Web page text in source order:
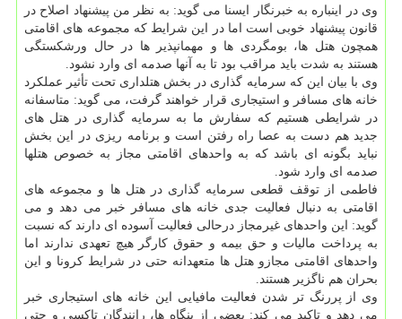
وی در اینباره به خبرنگار ایسنا می گوید: به نظر من پیشنهاد اصلاح در
قانون پیشنهاد خوبی است اما در این شرایط که مجموعه های اقامتی
همچون هتل ها، بومگردی ها و مهمانپذیر ها در حال ورشکستگی
هستند به شدت باید مراقب بود تا به آنها صدمه ای وارد نشود.
وی با بیان این که سرمایه گذاری در بخش هتلداری تحت تأثیر عملکرد
خانه های مسافر و استیجاری قرار خواهند گرفت، می گوید: متاسفانه
در شرایطی هستیم که سفارش ما به سرمایه گذاری در هتل های
جدید هم دست به عصا راه رفتن است و برنامه ریزی در این بخش
نباید بگونه ای باشد که به واحدهای اقامتی مجاز به خصوص هتلها
صدمه ای وارد شود.
فاطمی از توقف قطعی سرمایه گذاری در هتل ها و مجموعه های
اقامتی به دنبال فعالیت جدی خانه های مسافر خبر می دهد و می
گوید: این واحدهای غیرمجاز درحالی فعالیت آسوده ای دارند که نسبت
به پرداخت مالیات و حق بیمه و حقوق کارگر هیچ تعهدی ندارند اما
واحدهای اقامتی مجازو هتل ها متعهدانه حتی در شرایط کرونا و این
بحران هم ناگزیر هستند.
وی از پررنگ تر شدن فعالیت مافیایی این خانه های استیجاری خبر
می دهد و تاکید می کند: بعضی از بنگاه ها، رانندگان تاکسی و حتی